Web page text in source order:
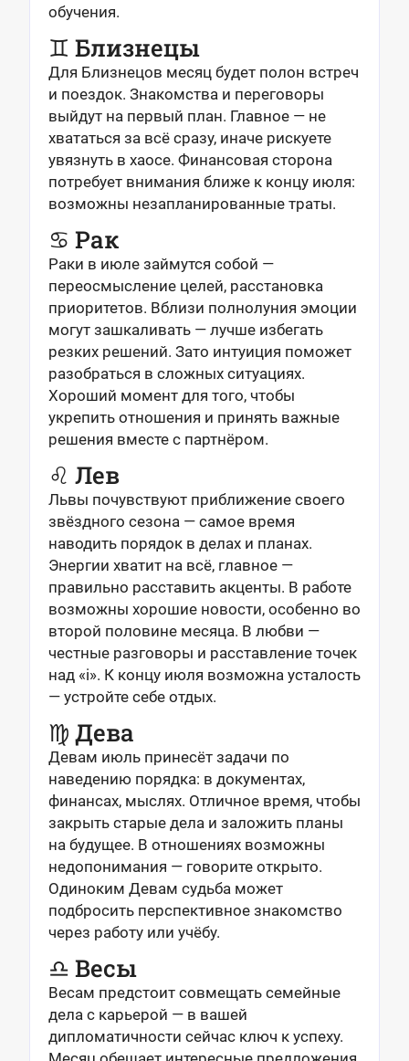
обучения.
♊ Близнецы
Для Близнецов месяц будет полон встреч
и поездок. Знакомства и переговоры
выйдут на первый план. Главное — не
хвататься за всё сразу, иначе рискуете
увязнуть в хаосе. Финансовая сторона
потребует внимания ближе к концу июля:
возможны незапланированные траты.
♋ Рак
Раки в июле займутся собой —
переосмысление целей, расстановка
приоритетов. Вблизи полнолуния эмоции
могут зашкаливать — лучше избегать
резких решений. Зато интуиция поможет
разобраться в сложных ситуациях.
Хороший момент для того, чтобы
укрепить отношения и принять важные
решения вместе с партнёром.
♌ Лев
Львы почувствуют приближение своего
звёздного сезона — самое время
наводить порядок в делах и планах.
Энергии хватит на всё, главное —
правильно расставить акценты. В работе
возможны хорошие новости, особенно во
второй половине месяца. В любви —
честные разговоры и расставление точек
над «i». К концу июля возможна усталость
— устройте себе отдых.
♍ Дева
Девам июль принесёт задачи по
наведению порядка: в документах,
финансах, мыслях. Отличное время, чтобы
закрыть старые дела и заложить планы
на будущее. В отношениях возможны
недопонимания — говорите открыто.
Одиноким Девам судьба может
подбросить перспективное знакомство
через работу или учёбу.
♎ Весы
Весам предстоит совмещать семейные
дела с карьерой — в вашей
дипломатичности сейчас ключ к успеху.